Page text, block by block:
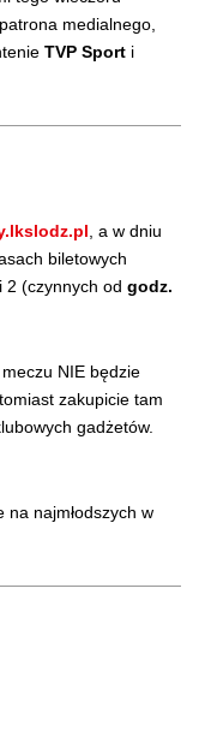
medialnego,
TVP Sport i
, a w dniu
biletowych
2 (czynnych od godz.
NIE będzie
zakupicie tam
gadżetów.
na najmłodszych w